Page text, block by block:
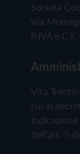
Società
Via
P.IVA e
Vita
cui al
dell'art. 5